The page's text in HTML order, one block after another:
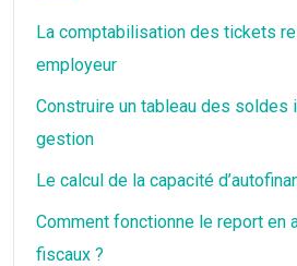
La comptabilisation des tickets
employeur
Construire un tableau des soldes
gestion
Le calcul de la capacité
Comment fonctionne le report en
fiscaux ?